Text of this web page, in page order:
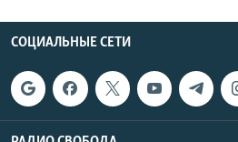
СОЦИАЛЬНЫЕ СЕТИ